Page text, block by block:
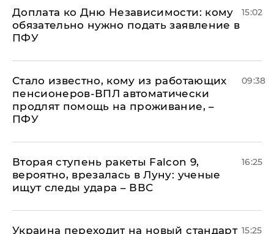
Доплата ко Дню Независимости: кому
обязательно нужно подать заявление в
ПФУ
15:02
Стало известно, кому из работающих
пенсионеров-ВПЛ автоматически
продлят помощь на проживание, –
ПФУ
09:38
Вторая ступень ракеты Falcon 9,
вероятно, врезалась в Луну: ученые
ищут следы удара – ВВС
16:25
Украина переходит на новый стандарт 15:25